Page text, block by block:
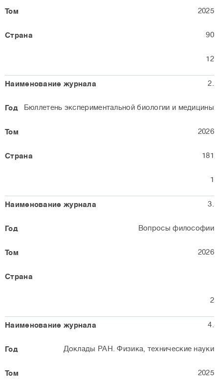
2025
90
12
2.
Бюллетень экспериментальной биологии и медицины
2026
181
1
3.
Вопросы философии
2026
2
4.
Доклады РАН. Физика, технические науки
2025